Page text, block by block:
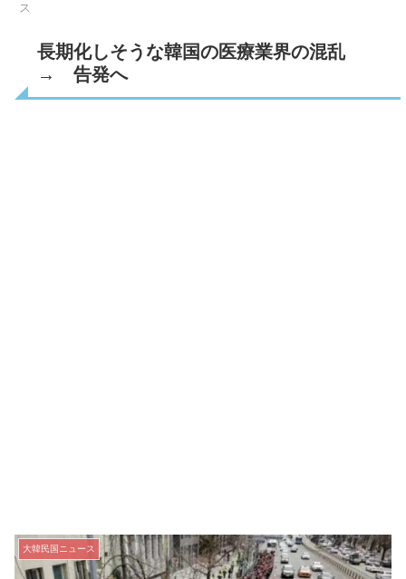
ス
長期化しそうな韓国の医療業界の混乱
→ 告発へ
大韓民国ニュース